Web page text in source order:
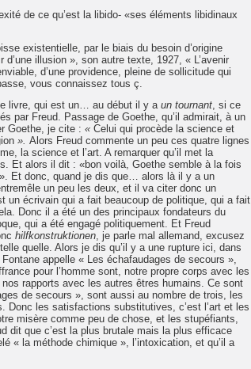
de ce qu’est la libido- «ses éléments libidinaux
existentielle, par le biais du besoin d’origine
illusion », son autre texte, 1927, « L’avenir
d’une providence, pleine de sollicitude qui
vous connaissez tous ç.
livre, qui est un… au début il y a un tournant, si ce
par Freud. Passage de Goethe, qu’il admirait, à un
Goethe, je cite : « Celui qui procède la science et
». Alors Freud commente un peu ces quatre lignes
la science et l’art. A remarquer qu’il met la
Et alors il dit : «bon voilà, Goethe semble à la fois
Et donc, quand je dis que… alors là il y a un
un peu les deux, et il va citer donc un
un écrivain qui a fait beaucoup de politique, qui a fait
Donc il a été un des principaux fondateurs du
qui a été engagé politiquement. Et Freud
hilfkonstruktionen, je parle mal allemand, excusez
quelle. Alors je dis qu’il y a une rupture ici, dans
appelle « Les échafaudages de secours »,
pour l’homme sont, notre propre corps avec les
rapports avec les autres êtres humains. Ce sont
de secours », sont aussi au nombre de trois, les
les satisfactions substitutives, c’est l’art et les
misère comme peu de chose, et les stupéfiants,
dit que c’est la plus brutale mais la plus efficace
« la méthode chimique », l’intoxication, et qu’il a